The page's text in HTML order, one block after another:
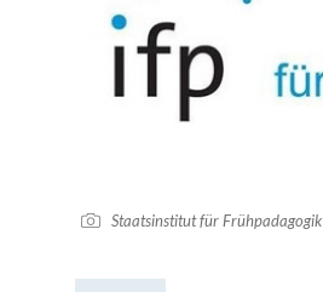
Staatsinstitut für Frühpadagogik